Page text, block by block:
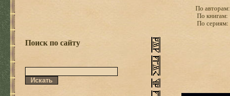
По авторам:
По книгам:
По сериям:
Поиск по сайту